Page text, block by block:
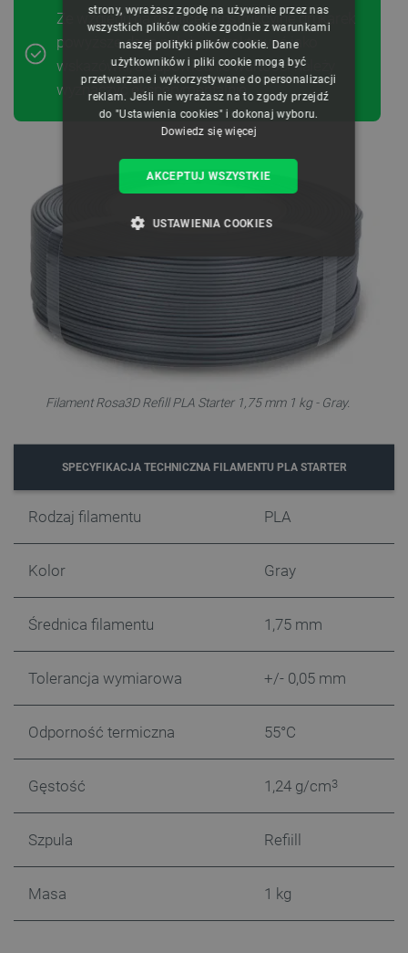
Ze względu na różnice konstrukcyjne drukarek
powyższe dane należy potraktować jako
wskazówki, a odpowiednie wartości należy
wyznaczyć eksperymentalnie.
Filament Rosa3D Refill PLA Starter 1,75 mm 1 kg - Gray.
SPECYFIKACJA TECHNICZNA FILAMENTU PLA STARTER
Rodzaj filamentu PLA
Kolor Gray
Średnica filamentu 1,75 mm
Tolerancja wymiarowa +/- 0,05 mm
Odporność termiczna 55°C
Gęstość 1,24 g/cm3
Szpula Refiill
Masa 1 kg
ENGLISH
GERMAN
strony, wyrażasz zgodę na używanie przez nas
wszystkich plików cookie zgodnie z warunkami
naszej polityki plików cookie. Dane
użytkowników i pliki cookie mogą być
przetwarzane i wykorzystywane do personalizacji
reklam. Jeśli nie wyrażasz na to zgody przejdź
do "Ustawienia cookies" i dokonaj wyboru.
Dowiedz się więcej
AKCEPTUJ WSZYSTKIE
USTAWIENIA COOKIES
NIEZBĘDNE WYDAJNOŚĆ
TARGETOWANIE
FUNKCJONALNOŚĆ
Funkcjonalność
podstawowych funkcji strony internetowej, takich
jak logowanie użytkownika i zarządzanie kontem.
Domena
PrestaShop-[abcdef0123456789]{32} .botland.com.pl